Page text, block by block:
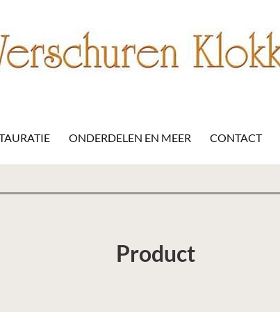
ONDERDELEN EN MEER CONTACT
Product